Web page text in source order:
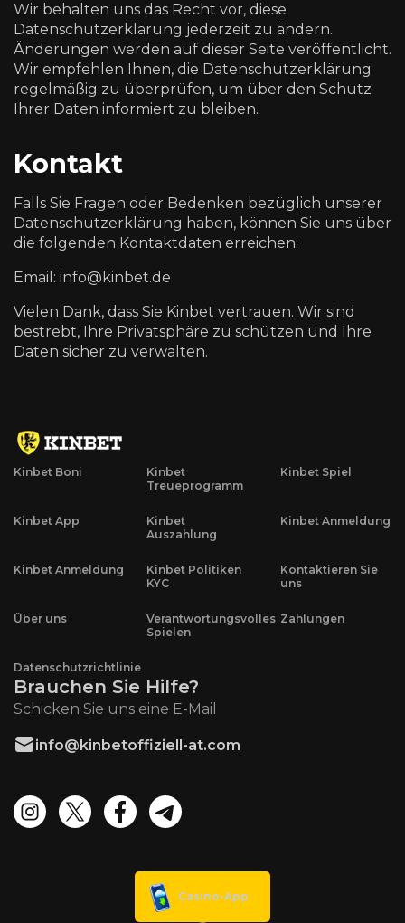
Wir behalten uns das Recht vor, diese
Datenschutzerklärung jederzeit zu ändern.
Änderungen werden auf dieser Seite veröffentlicht.
Wir empfehlen Ihnen, die Datenschutzerklärung
regelmäßig zu überprüfen, um über den Schutz
Ihrer Daten informiert zu bleiben.
Kontakt
Falls Sie Fragen oder Bedenken bezüglich unserer
Datenschutzerklärung haben, können Sie uns über
die folgenden Kontaktdaten erreichen:
Email: info@kinbet.de
Vielen Dank, dass Sie Kinbet vertrauen. Wir sind
bestrebt, Ihre Privatsphäre zu schützen und Ihre
Daten sicher zu verwalten.
Kinbet Boni
Kinbet
Treueprogramm
Kinbet Spiel
Kinbet App
Kinbet
Auszahlung
Kinbet Anmeldung
Kinbet Anmeldung
Kinbet Politiken
KYC
Kontaktieren Sie
uns
Über uns
Verantwortungsvolles
Spielen
Zahlungen
Datenschutzrichtlinie
Brauchen Sie Hilfe?
Schicken Sie uns eine E-Mail
info@kinbetoffiziell-at.com
Casino-App